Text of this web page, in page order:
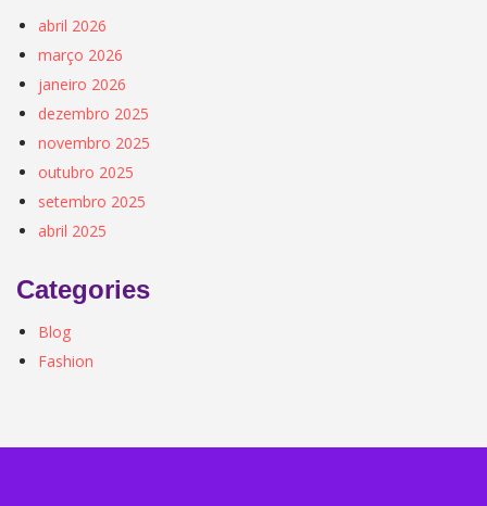
abril 2026
março 2026
janeiro 2026
dezembro 2025
novembro 2025
outubro 2025
setembro 2025
abril 2025
Categories
Blog
Fashion